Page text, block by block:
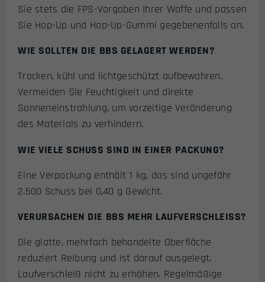
Sie stets die FPS-Vorgaben Ihrer Waffe und passen
Sie Hop-Up und Hop-Up-Gummi gegebenenfalls an.
WIE SOLLTEN DIE BBS GELAGERT WERDEN?
Trocken, kühl und lichtgeschützt aufbewahren.
Vermeiden Sie Feuchtigkeit und direkte
Sonneneinstrahlung, um vorzeitige Veränderung
des Materials zu verhindern.
WIE VIELE SCHUSS SIND IN EINER PACKUNG?
Eine Verpackung enthält 1 kg, das sind ungefähr
2.500 Schuss bei 0,40 g Gewicht.
VERURSACHEN DIE BBS MEHR LAUFVERSCHLEISS?
Die glatte, mehrfach behandelte Oberfläche
reduziert Reibung und ist darauf ausgelegt,
Laufverschleiß nicht zu erhöhen. Regelmäßige